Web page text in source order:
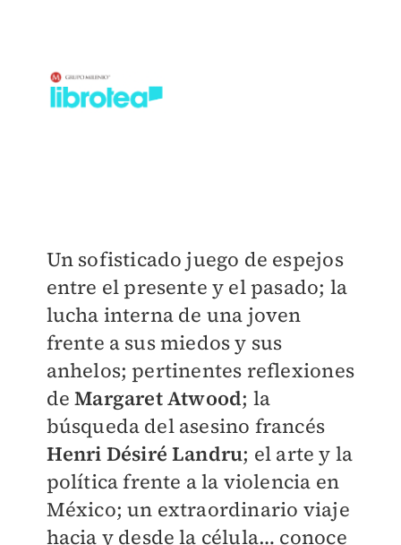
Un sofisticado juego de espejos
entre el presente y el pasado; la
lucha interna de una joven
frente a sus miedos y sus
anhelos; pertinentes reflexiones
deMargaret Atwood; la
búsqueda del asesino francés
Henri Désiré Landru; el arte y la
política frente a la violencia en
México; un extraordinario viaje
hacia y desde la célula… conoce